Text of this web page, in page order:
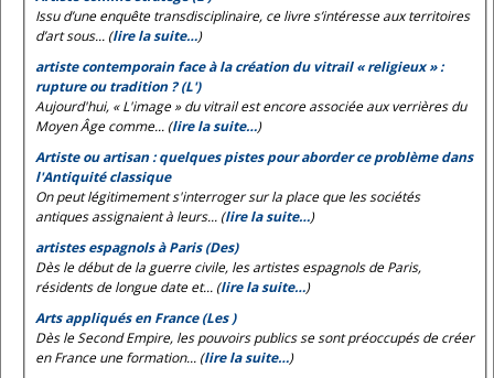
Issu d’une enquête transdisciplinaire, ce livre s’intéresse aux territoires
d’art sous... (lire la suite…)
artiste contemporain face à la création du vitrail « religieux » :
rupture ou tradition ? (L')
Aujourd'hui, « L'image » du vitrail est encore associée aux verrières du
Moyen Âge comme... (lire la suite…)
Artiste ou artisan : quelques pistes pour aborder ce problème dans
l'Antiquité classique
On peut légitimement s'interroger sur la place que les sociétés
antiques assignaient à leurs... (lire la suite…)
artistes espagnols à Paris (Des)
Dès le début de la guerre civile, les artistes espagnols de Paris,
résidents de longue date et... (lire la suite…)
Arts appliqués en France (Les )
Dès le Second Empire, les pouvoirs publics se sont préoccupés de créer
en France une formation... (lire la suite…)